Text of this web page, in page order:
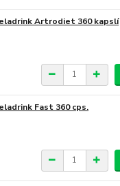
Artrodiet 360 kapslí
Fast 360 cps.